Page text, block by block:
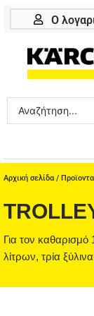
Μετάβαση
Ο
Search
...
Αρχική σελίδα / Προϊοντα
Για τον
λίτρων, τρία